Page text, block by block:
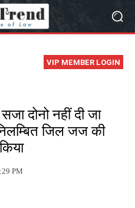
VIP MEMBER LOGIN
दोनो नहीं दी जा
जिल जज की
PM